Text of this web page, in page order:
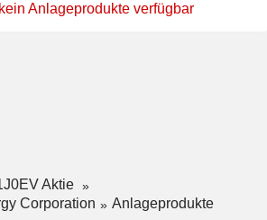
Anlageprodukte verfügbar
Aktie
Corporation
Anlageprodukte